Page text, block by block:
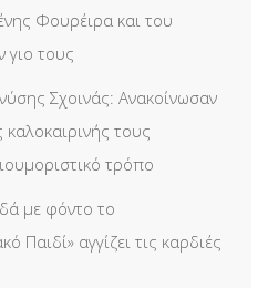
Φουρέιρα και του
γιο τους
Σχοινάς: Ανακοίνωσαν
τους
τρόπο
με φόντο το
Παιδί» αγγίζει τις καρδιές